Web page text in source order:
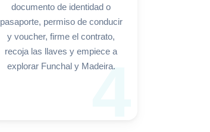
4
documento de identidad o
pasaporte, permiso de conducir
y voucher, firme el contrato,
recoja las llaves y empiece a
explorar Funchal y Madeira.